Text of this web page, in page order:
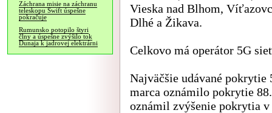
Záchrana misie na záchranu
teleskopu Swift úspešne
pokračuje
Rumunsko potopilo štyri
člny a úspešne zvýšilo tok
Dunaja k jadrovej elektrárni
Vieska nad Blhom,
Dlhé a Žikava.
Celkovo má operátor 5G
Najväčšie udávané
marca oznámilo pokrytie
oznámil zvýšenie pokrytia